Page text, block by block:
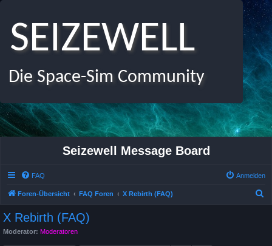
SEIZEWELL
Die Space-Sim Community
Seizewell Message Board
FAQ Anmelden
Foren-Übersicht FAQ Foren X Rebirth (FAQ)
X Rebirth (FAQ)
Moderator: Moderatoren